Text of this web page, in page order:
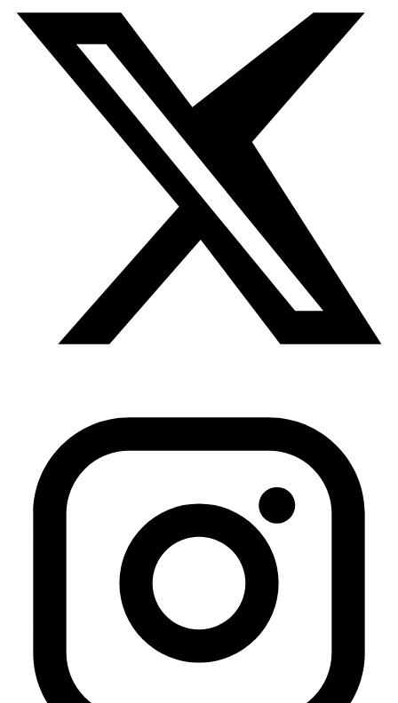
en la que fueron desplazados otros 400.000 palestinos, la
cocina palestina ha mantenido su identidad. Los
palestinos desplazados siguen practicando su
gastronomía 76 años después de la masacre de Tantura.
El programa israelí de limpieza étnica iniciado por el
grupo terrorista israelí Haganah y continuado por las
Fuerzas de «Defensa» de Israel no ha conseguido borrar a
los palestinos del mapa ni asimilarlos a otras culturas o
etnias. Un rasgo distintivo de esa resistencia palestina es
la preservación de sus alimentos.
Los palestinos no han olvidado sus aceitunas, el aceite
de oliva, los higos, el zumaque,
warak
dawali/warak ‘enab
(hojas de parra), elza’atar y el shraak(pan), ni
su queso nabulsí (de Nablus). Los palestinos de la
en conserva y otras con aceitunas. Las bolsas de plástico
za’atar
, zumaque, queso y otras golosinas viajan en
paquetes muy prietos. Los funcionarios de aduanas se
muestran confundidos cuando facturan mis maletas en
el aeropuerto. No entienden por qué esta extraña
persona de piel aceitunada les ruega que no tiren estos
artículos. No comprenden la relación de
interdependencia entre los palestinos y una botella de
plástico de aceitunas. Muy pocos entienden que los
ingredientes de Palestina llevan consigo un sentimiento
que no puede ser sustituido.
Desde Chile hasta Estados Unidos, los palestinos han